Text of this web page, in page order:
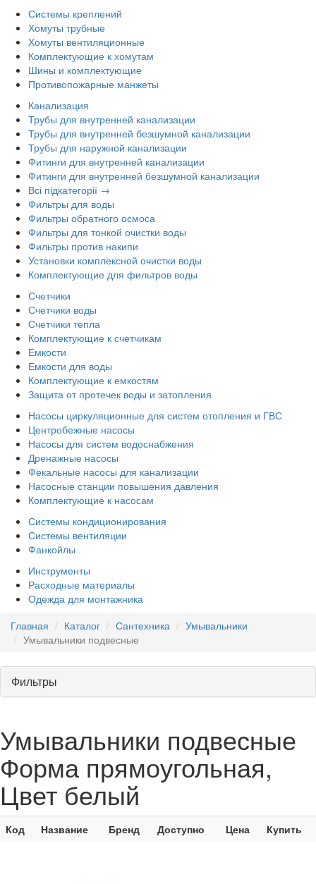
Системы креплений
Хомуты трубные
Хомуты вентиляционные
Комплектующие к хомутам
Шины и комплектующие
Противопожарные манжеты
Канализация
Трубы для внутренней канализации
Трубы для внутренней безшумной канализации
Трубы для наружной канализации
Фитинги для внутренней канализации
Фитинги для внутренней безшумной канализации
Всі підкатегорії →
Фильтры для воды
Фильтры обратного осмоса
Фильтры для тонкой очистки воды
Фильтры против накипи
Установки комплексной очистки воды
Комплектующие для фильтров воды
Счетчики
Счетчики воды
Счетчики тепла
Комплектующие к счетчикам
Емкости
Емкости для воды
Комплектующие к емкостям
Защита от протечек воды и затопления
Насосы циркуляционные для систем отопления и ГВС
Центробежные насосы
Насосы для систем водоснабжения
Дренажные насосы
Фекальные насосы для канализации
Насосные станции повышения давления
Комплектующие к насосам
Системы кондиционирования
Системы вентиляции
Фанкойлы
Инструменты
Расходные материалы
Одежда для монтажника
Главная
Каталог Сантехника
Умывальники
Умывальники подвесные
Фильтры
Умывальники подвесные
Форма прямоугольная,
Цвет белый
Код Название Бренд Доступно Цена Купить